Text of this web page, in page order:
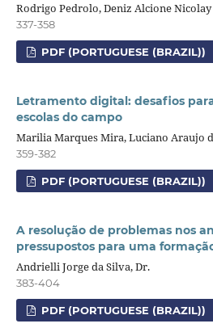
Rodrigo Pedrolo, Deniz Alcione Nicolay
337-358
PDF (PORTUGUESE (BRAZIL))
Letramento digital: desafios
escolas do campo
Marilia Marques Mira, Luciano Araujo
359-382
PDF (PORTUGUESE (BRAZIL))
A resolução de problemas nos
pressupostos para uma
Andrielli Jorge da Silva, Dr.
383-404
PDF (PORTUGUESE (BRAZIL))